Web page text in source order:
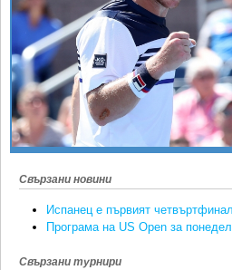
КЛУБОВЕ
БЛОГ
ВИДЕО
ЖЪЛТО
Спорт&Фитнес
Други
Любители
Свързани новини
Испанец е първият
Програма на US Open за
Свързани турнири